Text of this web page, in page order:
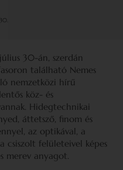
30-án, szerdán
található Nemes
nemzetközi hírű
köz- és
Hidegtechnikai
áttetsző, finom és
az optikával, a
csiszolt felületeivel képes
merev anyagot.